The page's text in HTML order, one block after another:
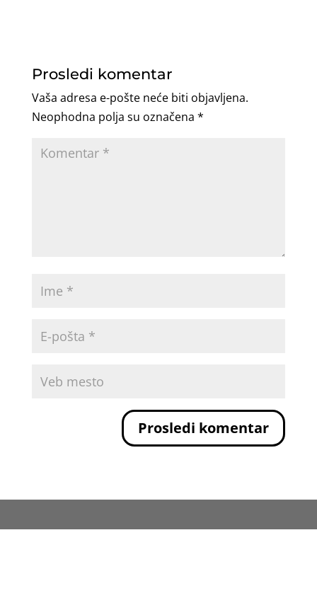
Prosledi komentar
Vaša adresa e-pošte neće biti objavljena.
Neophodna polja su označena *